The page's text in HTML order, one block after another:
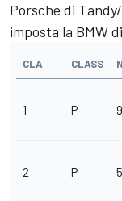
Porsche di
imposta la BMW
CLA CLASS
1 P
2 P